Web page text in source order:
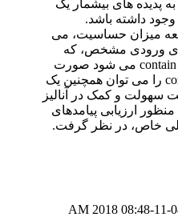
پدیده های بیشمار یک
داشته باشد.
میزان حساسیت، می
ورودی مشخص، که
توسط اپراتور وارد کد contain می شود صورت
گیرد. بنابراین کد contain را می توان همچنین یک
سهولت و کمک در آنالیز
ارزیابی پیامدهای
خاص، در نظر گرفت.
04-
08:48 AM